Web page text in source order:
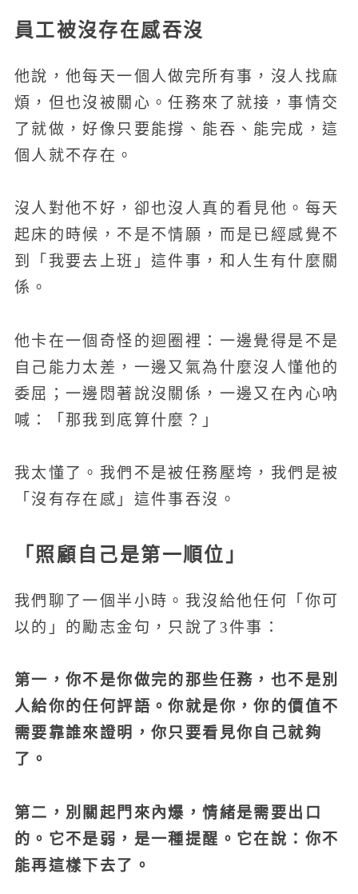
員工被沒存在感吞沒
他說，他每天一個人做完所有事，沒人找麻
煩，但也沒被關心。任務來了就接，事情交
了就做，好像只要能撐、能吞、能完成，這
個人就不存在。
沒人對他不好，卻也沒人真的看見他。每天
起床的時候，不是不情願，而是已經感覺不
到「我要去上班」這件事，和人生有什麼關
係。
他卡在一個奇怪的迴圈裡：一邊覺得是不是
自己能力太差，一邊又氣為什麼沒人懂他的
委屈；一邊悶著說沒關係，一邊又在內心吶
喊：「那我到底算什麼？」
我太懂了。我們不是被任務壓垮，我們是被
「沒有存在感」這件事吞沒。
「照顧自己是第一順位」
我們聊了一個半小時。我沒給他任何「你可
以的」的勵志金句，只說了3件事：
第一，你不是你做完的那些任務，也不是別
人給你的任何評語。你就是你，你的價值不
需要靠誰來證明，你只要看見你自己就夠
了。
第二，別關起門來內爆，情緒是需要出口
的。它不是弱，是一種提醒。它在說：你不
能再這樣下去了。